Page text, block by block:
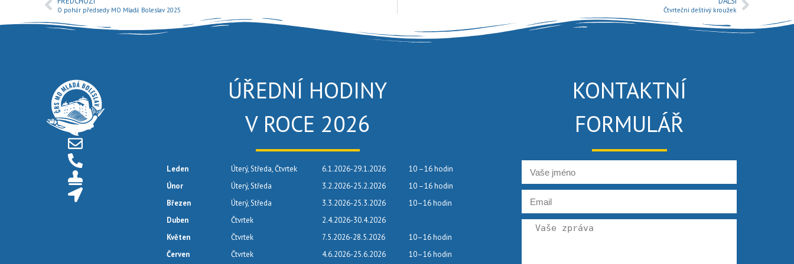
O pohár předsedy MO Mladá Boleslav 2025 Čtvrteční deštivý kroužek
ÚŘEDNÍ HODINY
V ROCE 2026
Leden Úterý, Středa, Čtvrtek 6.1.2026-29.1.2026
10 –16 hodin
Únor
Úterý, Středa 3.2.2026-25.2.2026
10 –16 hodin
Březen
Úterý, Středa 3.3.2026-25.3.2026
10–16 hodin
Duben
Čtvrtek
2.4.2026-30.4.2026
Květen
Čtvrtek 7.5.2026-28.5.2026
10–16 hodin
Červen
Čtvrtek 4.6.2026-25.6.2026 10–16 hodin
KONTAKTNÍ
FORMULÁŘ